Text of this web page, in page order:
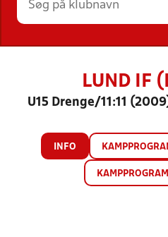
LUND IF
U15 Drenge/11:11
INFO